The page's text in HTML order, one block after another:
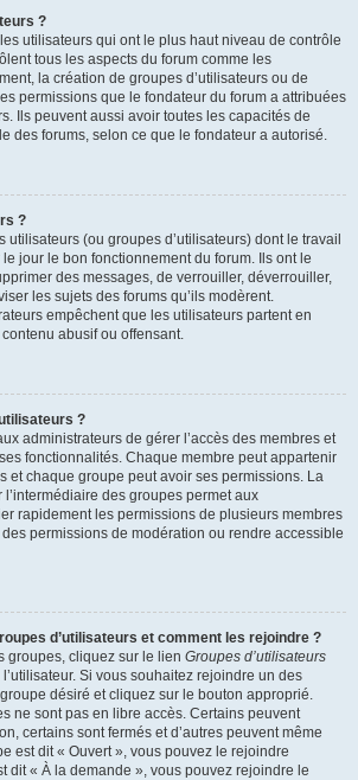
?
utilisateurs qui ont le plus haut niveau de contrôle
tous les aspects du forum comme les
la création de groupes d’utilisateurs ou de
permissions que le fondateur du forum a attribuées
Ils peuvent aussi avoir toutes les capacités de
des forums, selon ce que le fondateur a autorisé.
?
utilisateurs (ou groupes d’utilisateurs) dont le travail
jour le bon fonctionnement du forum. Ils ont le
des messages, de verrouiller, déverrouiller,
les sujets des forums qu’ils modèrent.
empêchent que les utilisateurs partent en
abusif ou offensant.
?
administrateurs de gérer l’accès des membres et
fonctionnalités. Chaque membre peut appartenir
et chaque groupe peut avoir ses permissions. La
des groupes permet aux
rapidement les permissions de plusieurs membres
permissions de modération ou rendre accessible
d’utilisateurs et comment les rejoindre ?
groupes, cliquez sur le lien Groupes d’utilisateurs
Si vous souhaitez rejoindre un des
désiré et cliquez sur le bouton approprié.
ne sont pas en libre accès. Certains peuvent
certains sont fermés et d’autres peuvent même
est dit « Ouvert », vous pouvez le rejoindre
dit « À la demande », vous pouvez rejoindre le